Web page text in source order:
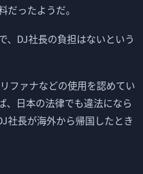
ったようだ。
、DJ社長の負担はないという
ファナなどの使用を認めてい
、日本の法律でも違法になら
社長が海外から帰国したとき